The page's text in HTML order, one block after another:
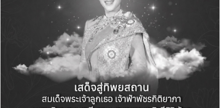
ปลดปล่อยก๊าซคาร์บอนไดออกไซด์และนอกจากนี้
ผลลัพธ์ของโครงการจะนำไปสู่การผลักดันนโยบาย
และกฎหมายที่สำคัญในอนาคต เพื่อปลดล็อคและ
นำไปสู่การสิ้นสุดการเป็นของเสีย (End-of-waste)
ที่จะเป็นประโยชน์ในองค์รวมของอุตสาหกรรมไทย
และถือเป็นโครงการนำร่องที่สำคัญในการนำไปสู่
การปลดล็อคกากอุตสาหกรรมอื่นๆ ในอนาคต